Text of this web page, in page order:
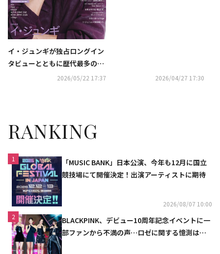
イ・ジュンギが独占ロングイン
タビューとともに歴代最多の表
紙登場！ 『韓流ぴあ』７月号、
2026/05/22 17:37 2026/04/27 17:30
RANKING
1
「MUSIC BANK」日本公演、今年も12月に国立
競技場にて開催決定！出演アーティストに期待
2026/08/07 10:00
2
BLACKPINK、デビュー10周年記念イベントに一
部ファンから不満の声…ロゼに関する憶測は否